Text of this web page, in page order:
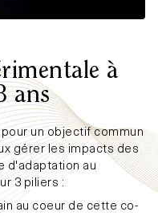
à
ans
pour un objectif commun
gérer les impacts des
d'adaptation au
3 piliers :
au coeur de cette co-